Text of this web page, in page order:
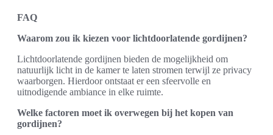
FAQ
Waarom zou ik kiezen voor lichtdoorlatende gordijnen?
Lichtdoorlatende gordijnen bieden de mogelijkheid om
natuurlijk licht in de kamer te laten stromen terwijl ze privacy
waarborgen. Hierdoor ontstaat er een sfeervolle en
uitnodigende ambiance in elke ruimte.
Welke factoren moet ik overwegen bij het kopen van
gordijnen?